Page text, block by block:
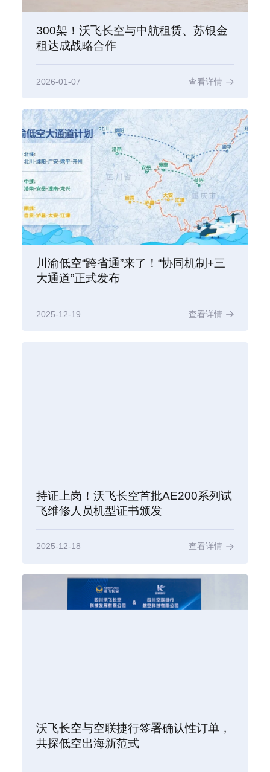
300架！沃飞长空与中航租赁、苏银金
租达成战略合作
2026-01-07 查看详情
川渝低空“跨省通”来了！“协同机制+三
大通道”正式发布
2025-12-19 查看详情
持证上岗！沃飞长空首批AE200系列试
飞维修人员机型证书颁发
2025-12-18 查看详情
沃飞长空与空联捷行签署确认性订单，
共探低空出海新范式